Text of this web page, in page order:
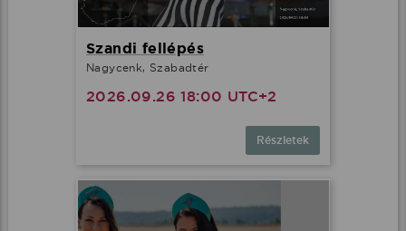
Szandi fellépés
Nagycenk, Szabadtér
2026.09.26 18:00 UTC+2
Részletek